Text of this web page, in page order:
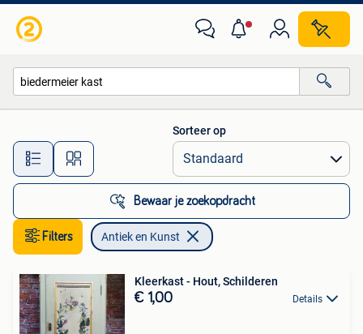
Alle afstanden…
Sorteer op
Bewaar je zoekopdracht
Filters Antiek en Kunst
Kleerkast - Hout, Schilderen
€ 1,00 Details